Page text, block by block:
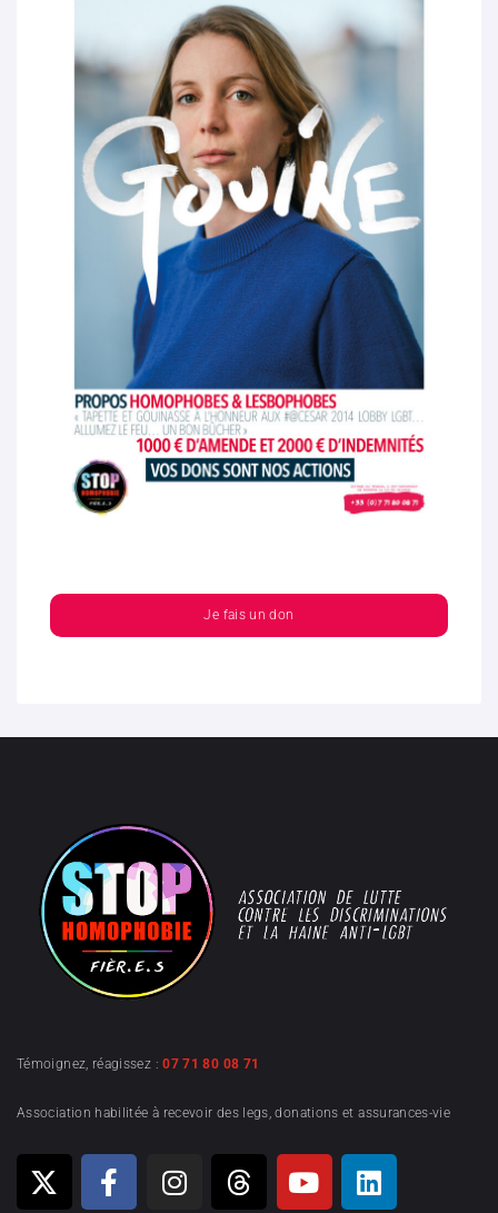
Je fais un don
Témoignez, réagissez :07 71 80 08 71
Association habilitée à recevoir des legs, donations et assurances-vie